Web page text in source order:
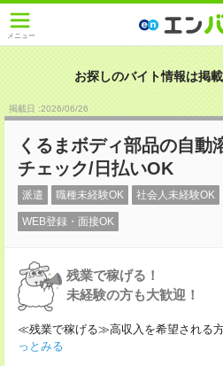
メニュー
お探しのバイト情報は掲
掲載日 :2026/06/26
くるまボディ部品の自動
チェック/日払いOK
派遣 職種未経験OK 社会人未経験OK
WEB登録・面接OK
残業で稼げる！
未経験の方も大歓迎！
≪残業で稼げる≫高収入を希望される
っとみる